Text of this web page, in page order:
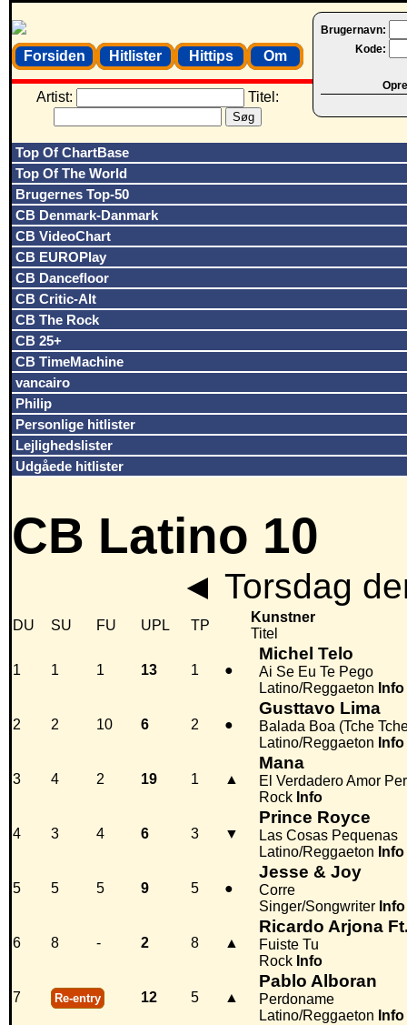
Brugernavn:
Kode:
Forsiden Hitlister Hittips Om
Artist: Titel:
Top Of ChartBase
Top Of The World
Brugernes Top-50
CB Denmark-Danmark
CB VideoChart
CB EUROPlay
CB Dancefloor
CB Critic-Alt
CB The Rock
CB 25+
CB TimeMachine
vancairo
Philip
Personlige hitlister
Lejlighedslister
Udgåede hitlister
CB Latino 10
◄ Torsdag
DU SU FU UPL TP
Kunstner
Titel
1 1 1 13 1 ●
Michel Telo
Ai Se Eu Te Pego
Latino/Reggaeton Info
2 2 10 6 2 ●
Gusttavo Lima
Balada Boa (Tche
Latino/Reggaeton Info
3 4 2 19 1 ▲
Mana
El Verdadero Amor
Rock Info
4 3 4 6 3 ▼
Prince Royce
Las Cosas Pequenas
Latino/Reggaeton Info
5 5 5 9 5 ●
Jesse & Joy
Corre
Singer/Songwriter Info
6 8 - 2 8 ▲
Ricardo Arjona
Fuiste Tu
Rock Info
7 Re-entry 12 5 ▲
Pablo Alboran
Perdoname
Latino/Reggaeton Info